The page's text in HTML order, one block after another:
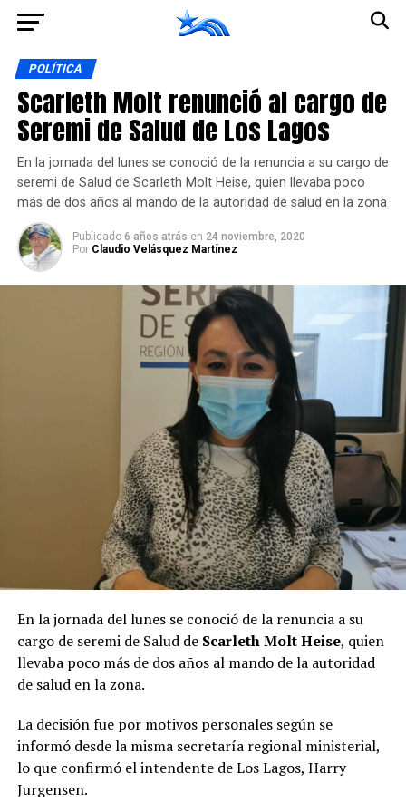
POLÍTICA
Scarleth Molt renunció al cargo de
Seremi de Salud de Los Lagos
En la jornada del lunes se conoció de la renuncia a su cargo de
seremi de Salud de Scarleth Molt Heise, quien llevaba poco
más de dos años al mando de la autoridad de salud en la zona
Publicado 6 años atrás en 24 noviembre, 2020
Por Claudio Velásquez Martínez
En la jornada del lunes se conoció de la renuncia a su
cargo de seremi de Salud de Scarleth Molt Heise, quien
llevaba poco más de dos años al mando de la autoridad
de salud en la zona.
La decisión fue por motivos personales según se
informó desde la misma secretaría regional ministerial,
lo que confirmó el intendente de Los Lagos, Harry
Jurgensen.
Ir a la versión móvil